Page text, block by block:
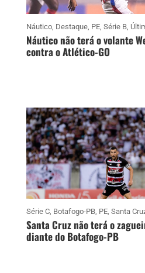
Náutico, Destaque, PE, Série B,
Náutico não terá o volante
contra o Atlético-GO
Série C, Botafogo-PB, PE, Santa
Santa Cruz não terá o
diante do Botafogo-PB